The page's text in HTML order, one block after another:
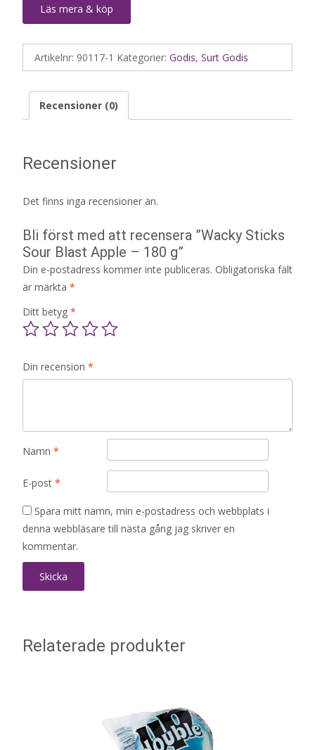
Läs mera & köp
Artikelnr: 90117-1 Kategorier: Godis, Surt Godis
Recensioner (0)
Recensioner
Det finns inga recensioner än.
Bli först med att recensera ”Wacky Sticks
Sour Blast Apple – 180 g”
Din e-postadress kommer inte publiceras. Obligatoriska fält
är märkta *
Ditt betyg *
Din recension *
Namn *
E-post *
Spara mitt namn, min e-postadress och webbplats i
denna webbläsare till nästa gång jag skriver en
kommentar.
Relaterade produkter